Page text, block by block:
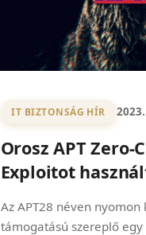
IT BIZTONSÁG HÍR
Orosz APT Zero-
Exploitot
Az APT28 néven
támogatású szereplő